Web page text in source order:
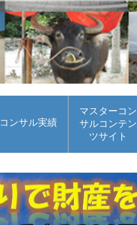
コンサル実績
マスターコン
サルコンテン
ツサイト